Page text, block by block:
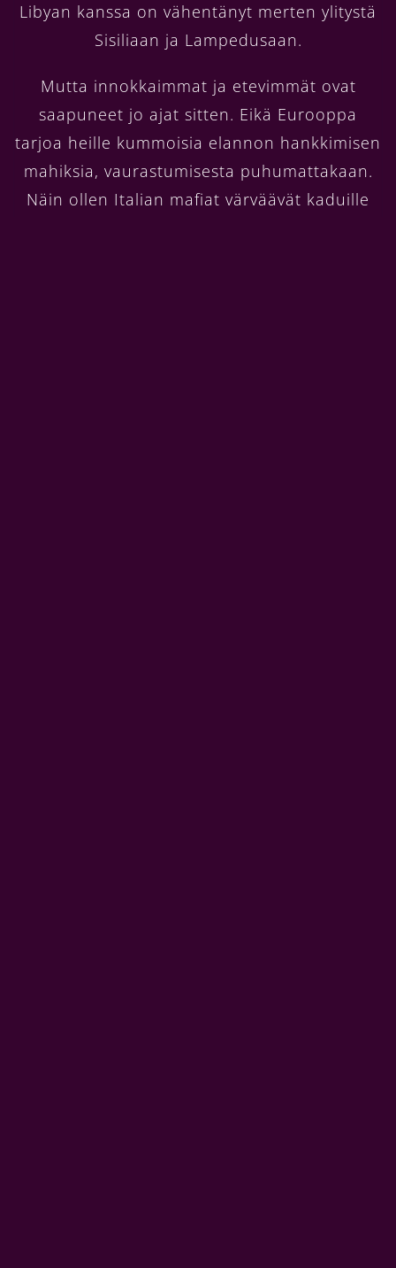
Libyan kanssa on vähentänyt merten ylitystä
Sisiliaan ja Lampedusaan.
Mutta innokkaimmat ja etevimmät ovat
saapuneet jo ajat sitten. Eikä Eurooppa
tarjoa heille kummoisia elannon hankkimisen
mahiksia, vaurastumisesta puhumattakaan.
Näin ollen Italian mafiat värväävät kaduille